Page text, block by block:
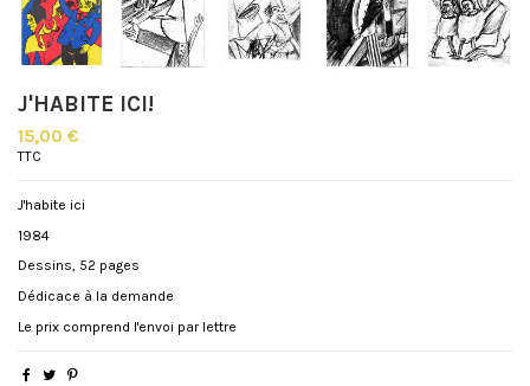
J'HABITE ICI!
15,00 €
TTC
J'habite ici
1984
Dessins, 52 pages
Dédicace à la demande
Le prix comprend l'envoi par lettre